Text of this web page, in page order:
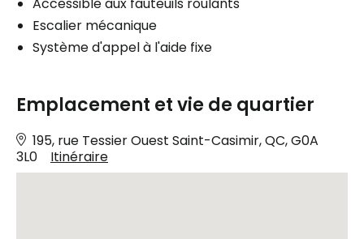
Accessible aux fauteuils roulants
Escalier mécanique
Système d'appel à l'aide fixe
Emplacement et vie de quartier
195, rue Tessier Ouest Saint-Casimir, QC, G0A
3L0
Itinéraire